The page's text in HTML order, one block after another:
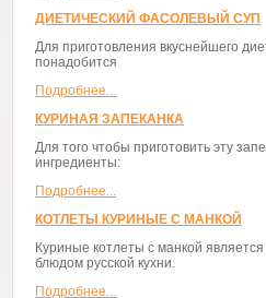
ДИЕТИЧЕСКИЙ ФАСОЛЕВЫЙ СУП
Для приготовления вкуснейшего
понадобится
Подробнее...
КУРИНАЯ ЗАПЕКАНКА
Для того чтобы приготовить эту
ингредиенты:
Подробнее...
КОТЛЕТЫ КУРИНЫЕ С МАНКОЙ
Куриные котлеты с манкой
блюдом русской кухни.
Подробнее...